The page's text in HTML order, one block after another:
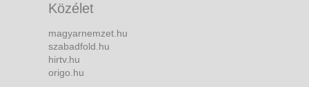
Közélet
magyarnemzet.hu
szabadfold.hu
hirtv.hu
origo.hu